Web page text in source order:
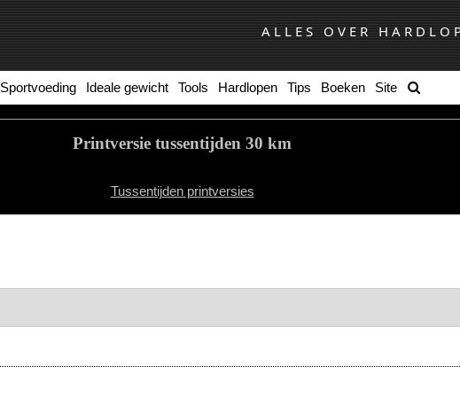
ALLES OVER
Sportvoeding Ideale gewicht Tools Hardlopen Tips Boeken Site
Printversie tussentijden 30 km
Tussentijden printversies